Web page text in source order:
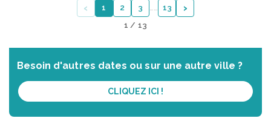
‹ 1 2 3 13 ›
1 / 13
Besoin d'autres dates ou sur une autre ville ?
CLIQUEZ ICI !